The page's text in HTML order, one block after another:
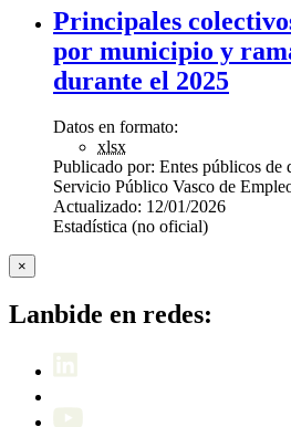
Principales
por municipio y
durante el 2025
Datos en formato:
xlsx
Publicado por: Entes públicos de
Servicio Público Vasco de
Actualizado: 12/01/2026
Estadística (no oficial)
×
Lanbide en redes: